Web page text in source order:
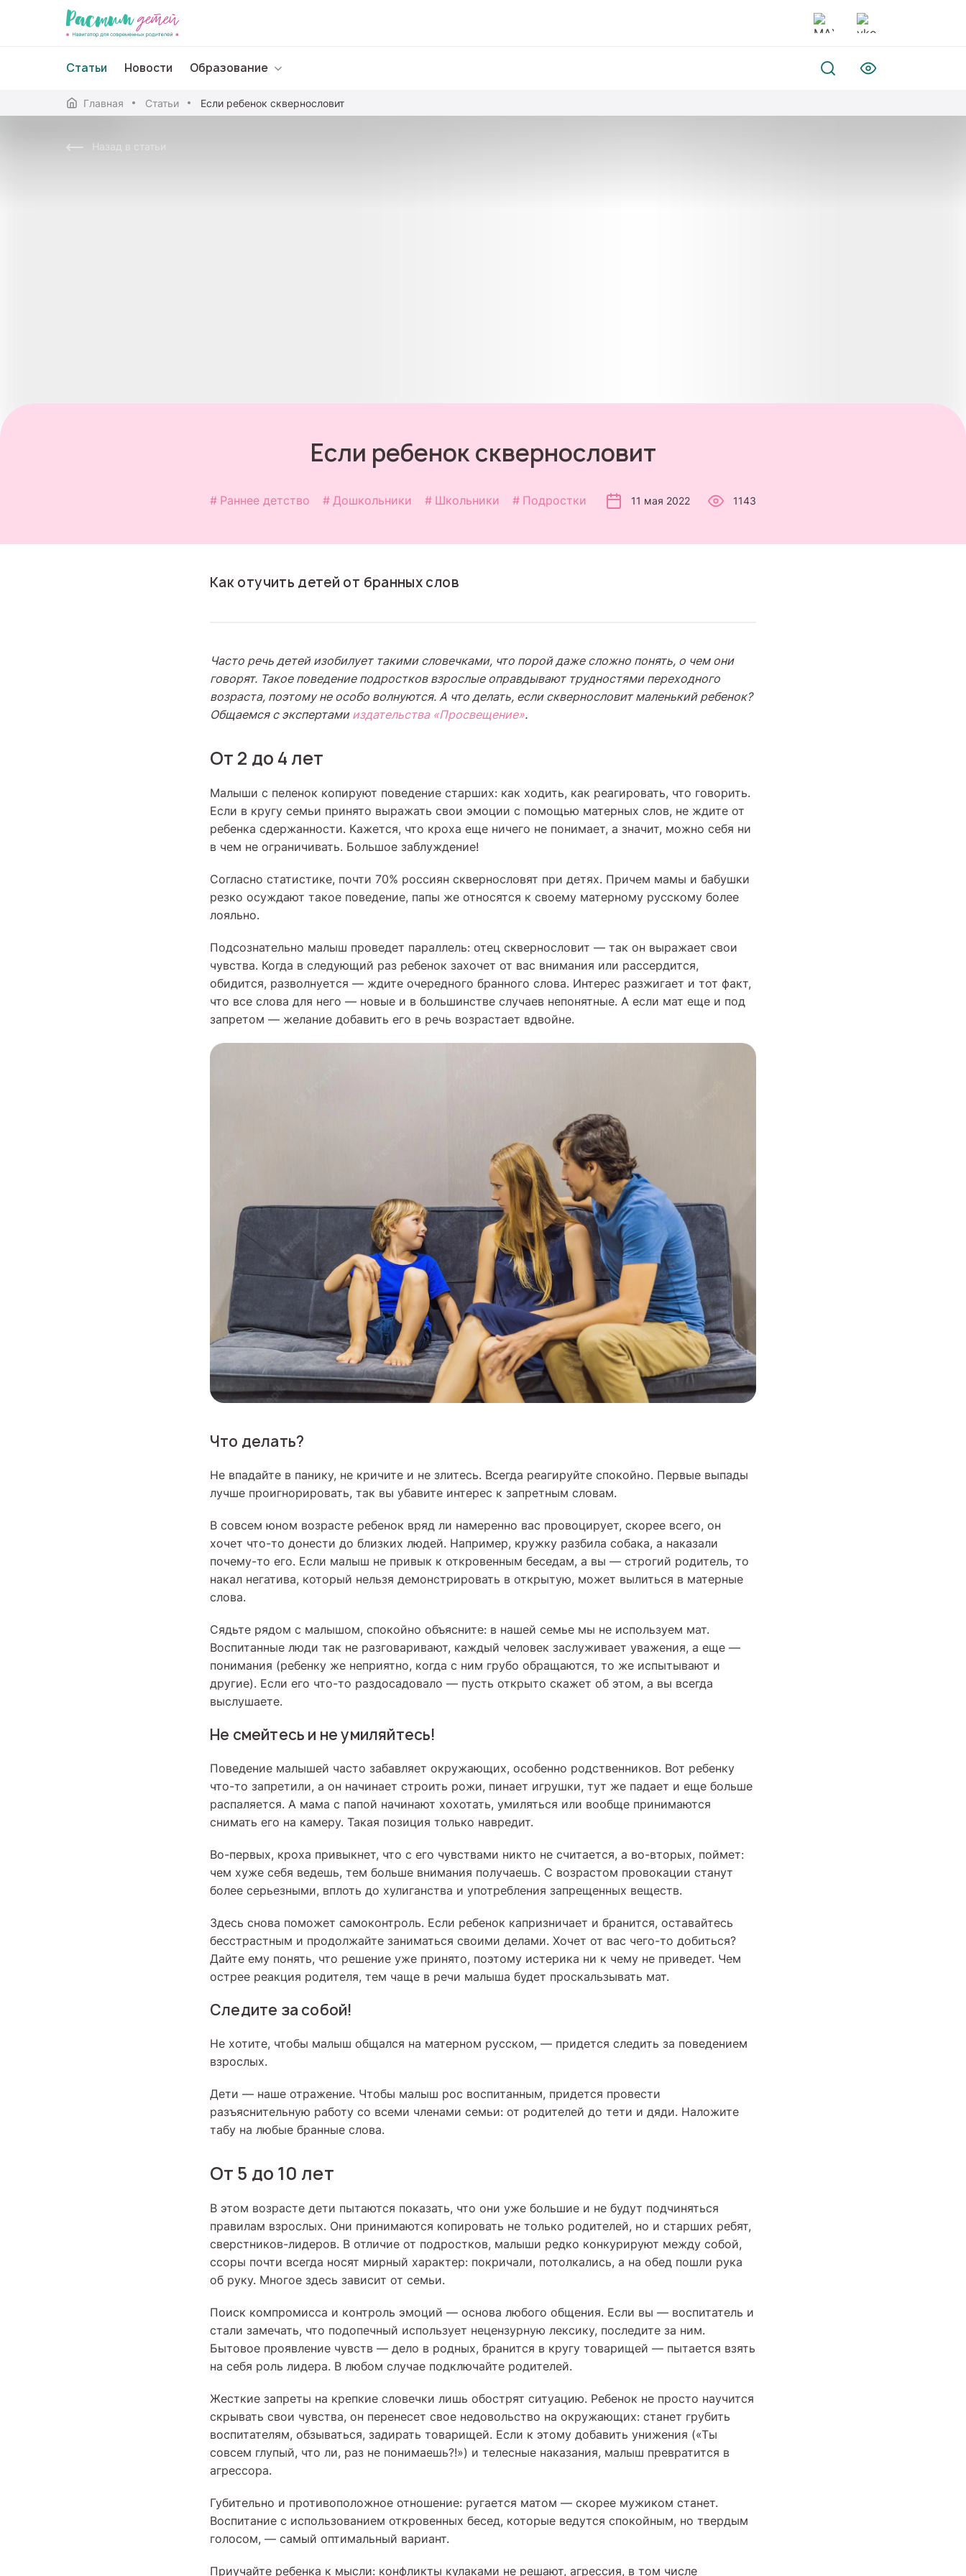
Статьи Новости Образование
Главная Статьи Если ребенок сквернословит
Назад в статьи
Если ребенок сквернословит
Раннее детство Дошкольники Школьники Подростки 11 мая 2022 1143
Как отучить детей от бранных слов
Часто речь детей изобилует такими словечками, что порой даже сложно понять, о чем они
говорят. Такое поведение подростков взрослые оправдывают трудностями переходного
возраста, поэтому не особо волнуются. А что делать, если сквернословит маленький ребенок?
Общаемся с экспертамииздательства «Просвещение».
От 2 до 4 лет
Малыши с пеленок копируют поведение старших: как ходить, как реагировать, что говорить.
Если в кругу семьи принято выражать свои эмоции с помощью матерных слов, не ждите от
ребенка сдержанности. Кажется, что кроха еще ничего не понимает, а значит, можно себя ни
в чем не ограничивать. Большое заблуждение!
Согласно статистике, почти 70% россиян сквернословят при детях. Причем мамы и бабушки
резко осуждают такое поведение, папы же относятся к своему матерному русскому более
лояльно.
Подсознательно малыш проведет параллель: отец сквернословит — так он выражает свои
чувства. Когда в следующий раз ребенок захочет от вас внимания или рассердится,
обидится, разволнуется — ждите очередного бранного слова. Интерес разжигает и тот факт,
что все слова для него — новые и в большинстве случаев непонятные. А если мат еще и под
запретом — желание добавить его в речь возрастает вдвойне.
Что делать?
Не впадайте в панику, не кричите и не злитесь. Всегда реагируйте спокойно. Первые выпады
лучше проигнорировать, так вы убавите интерес к запретным словам.
В совсем юном возрасте ребенок вряд ли намеренно вас провоцирует, скорее всего, он
хочет что-то донести до близких людей. Например, кружку разбила собака, а наказали
почему-то его. Если малыш не привык к откровенным беседам, а вы — строгий родитель, то
накал негатива, который нельзя демонстрировать в открытую, может вылиться в матерные
слова.
Сядьте рядом с малышом, спокойно объясните: в нашей семье мы не используем мат.
Воспитанные люди так не разговаривают, каждый человек заслуживает уважения, а еще —
понимания (ребенку же неприятно, когда с ним грубо обращаются, то же испытывают и
другие). Если его что-то раздосадовало — пусть открыто скажет об этом, а вы всегда
выслушаете.
Не смейтесь и не умиляйтесь!
Поведение малышей часто забавляет окружающих, особенно родственников. Вот ребенку
что-то запретили, а он начинает строить рожи, пинает игрушки, тут же падает и еще больше
распаляется. А мама с папой начинают хохотать, умиляться или вообще принимаются
снимать его на камеру. Такая позиция только навредит.
Во-первых, кроха привыкнет, что с его чувствами никто не считается, а во-вторых, поймет:
чем хуже себя ведешь, тем больше внимания получаешь. С возрастом провокации станут
более серьезными, вплоть до хулиганства и употребления запрещенных веществ.
Здесь снова поможет самоконтроль. Если ребенок капризничает и бранится, оставайтесь
бесстрастным и продолжайте заниматься своими делами. Хочет от вас чего-то добиться?
Дайте ему понять, что решение уже принято, поэтому истерика ни к чему не приведет. Чем
острее реакция родителя, тем чаще в речи малыша будет проскальзывать мат.
Следите за собой!
Не хотите, чтобы малыш общался на матерном русском, — придется следить за поведением
взрослых.
Дети — наше отражение. Чтобы малыш рос воспитанным, придется провести
разъяснительную работу со всеми членами семьи: от родителей до тети и дяди. Наложите
табу на любые бранные слова.
От 5 до 10 лет
В этом возрасте дети пытаются показать, что они уже большие и не будут подчиняться
правилам взрослых. Они принимаются копировать не только родителей, но и старших ребят,
сверстников-лидеров. В отличие от подростков, малыши редко конкурируют между собой,
ссоры почти всегда носят мирный характер: покричали, потолкались, а на обед пошли рука
об руку. Многое здесь зависит от семьи.
Поиск компромисса и контроль эмоций — основа любого общения. Если вы — воспитатель и
стали замечать, что подопечный использует нецензурную лексику, последите за ним.
Бытовое проявление чувств — дело в родных, бранится в кругу товарищей — пытается взять
на себя роль лидера. В любом случае подключайте родителей.
Жесткие запреты на крепкие словечки лишь обострят ситуацию. Ребенок не просто научится
скрывать свои чувства, он перенесет свое недовольство на окружающих: станет грубить
воспитателям, обзываться, задирать товарищей. Если к этому добавить унижения («Ты
совсем глупый, что ли, раз не понимаешь?!») и телесные наказания, малыш превратится в
агрессора.
Губительно и противоположное отношение: ругается матом — скорее мужиком станет.
Воспитание с использованием откровенных бесед, которые ведутся спокойным, но твердым
голосом, — самый оптимальный вариант.
Приучайте ребенка к мысли: конфликты кулаками не решают, агрессия, в том числе